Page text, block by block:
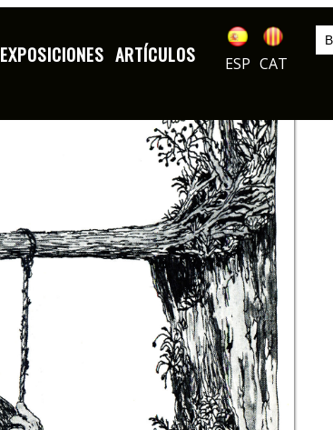
EXPOSICIONES ARTÍCULOS ESP CAT